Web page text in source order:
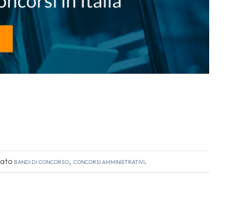
bandi di concorso, concorsi amministrativi.